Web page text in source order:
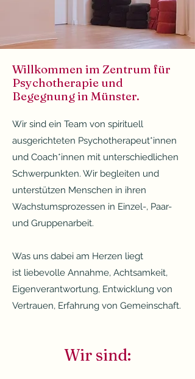
Willkommen im Zentrum für
Psychotherapie und
Begegnung in Münster.
Wir sind ein Team von spirituell
ausgerichteten Psychotherapeut*innen
und Coach*innen mit unterschiedlichen
Schwerpunkten. Wir begleiten und
unterstützen Menschen in ihren
Wachstumsprozessen in Einzel-, Paar-
und Gruppenarbeit.
Was uns dabei am Herzen liegt
ist liebevolle Annahme, Achtsamkeit,
Eigenverantwortung, Entwicklung von
Vertrauen, Erfahrung von Gemeinschaft.
Wir sind: